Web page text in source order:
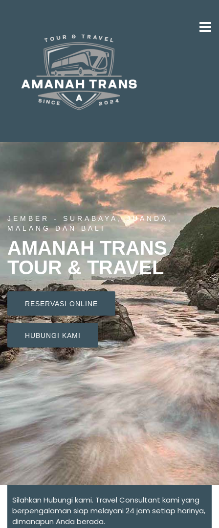
JEMBER - SURABAYA, JUANDA,
MALANG DAN BALI
AMANAH TRANS
TOUR & TRAVEL
RESERVASI ONLINE
HUBUNGI KAMI
Silahkan Hubungi kami. Travel Consultant kami yang
berpengalaman siap melayani 24 jam setiap harinya,
dimanapun Anda berada.